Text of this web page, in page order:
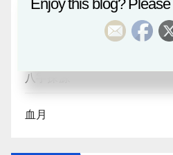
風水班招生
八字探源
血月
Enjoy this blog?